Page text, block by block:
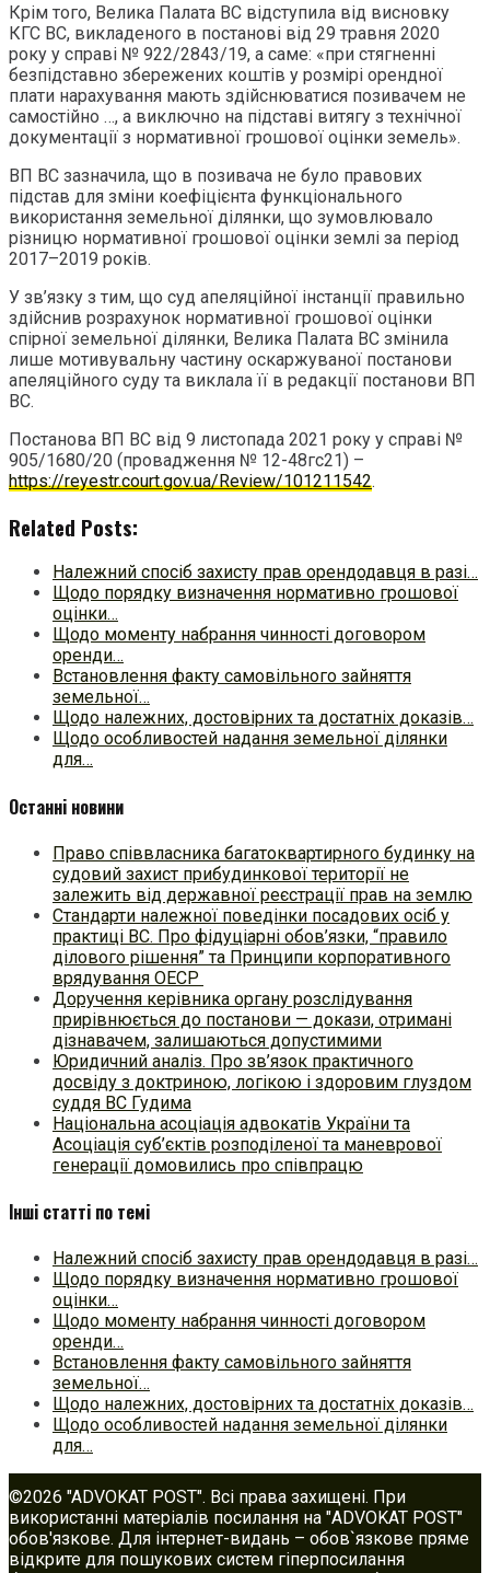
Крім того, Велика Палата ВС відступила від висновку
КГС ВС, викладеного в постанові від 29 травня 2020
року у справі № 922/2843/19, а саме: «при стягненні
безпідставно збережених коштів у розмірі орендної
плати нарахування мають здійснюватися позивачем не
самостійно …, а виключно на підставі витягу з технічної
документації з нормативної грошової оцінки земель».
ВП ВС зазначила, що в позивача не було правових
підстав для зміни коефіцієнта функціонального
використання земельної ділянки, що зумовлювало
різницю нормативної грошової оцінки землі за період
2017–2019 років.
У зв’язку з тим, що суд апеляційної інстанції правильно
здійснив розрахунок нормативної грошової оцінки
спірної земельної ділянки, Велика Палата ВС змінила
лише мотивувальну частину оскаржуваної постанови
апеляційного суду та виклала її в редакції постанови ВП
ВС.
Постанова ВП ВС від 9 листопада 2021 року у справі №
905/1680/20 (провадження № 12-48гс21) –
https://reyestr.court.gov.ua/Review/101211542.
Related Posts:
Належний спосіб захисту прав орендодавця в разі…
Щодо порядку визначення нормативно грошової
оцінки…
Щодо моменту набрання чинності договором
оренди…
Встановлення факту самовільного зайняття
земельної…
Щодо належних, достовірних та достатніх доказів…
Щодо особливостей надання земельної ділянки
для…
Останні новини
Право співвласника багатоквартирного будинку на
судовий захист прибудинкової території не
залежить від державної реєстрації прав на землю
Стандарти належної поведінки посадових осіб у
практиці ВC. Про фідуціарні обов’язки, “правило
ділового рішення” та Принципи корпоративного
врядування ОЕСР
Доручення керівника органу розслідування
прирівнюється до постанови — докази, отримані
дізнавачем, залишаються допустимими
Юридичний аналіз. Про зв’язок практичного
досвіду з доктриною, логікою і здоровим глуздом
суддя ВС Гудима
Національна асоціація адвокатів України та
Асоціація суб’єктів розподіленої та маневрової
генерації домовились про співпрацю
Інші статті по темі
Належний спосіб захисту прав орендодавця в разі…
Щодо порядку визначення нормативно грошової
оцінки…
Щодо моменту набрання чинності договором
оренди…
Встановлення факту самовільного зайняття
земельної…
Щодо належних, достовірних та достатніх доказів…
Щодо особливостей надання земельної ділянки
для…
©2026 "ADVOKAT POST". Всі права захищені. При
використанні матеріалів посилання на "ADVOKAT POST"
обов'язкове. Для інтернет-видань – обов`язкове пряме
відкрите для пошукових систем гіперпосилання